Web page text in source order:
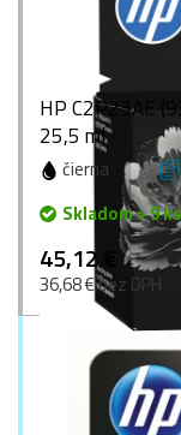
HP C2P23AE
25,5 ml
čierna
Skladom > 9 ks
45,12 €
36,68 € bez DPH